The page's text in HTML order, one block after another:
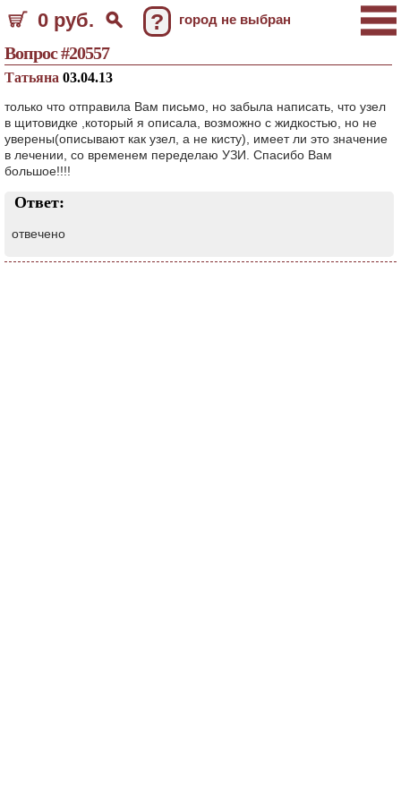
0 руб. ? город не выбран
Вопрос #20557
Татьяна 03.04.13
только что отправила Вам письмо, но забыла написать, что узел
в щитовидке ,который я описала, возможно с жидкостью, но не
уверены(описывают как узел, а не кисту), имеет ли это значение
в лечении, со временем переделаю УЗИ. Спасибо Вам
большое!!!!
Ответ:
отвечено